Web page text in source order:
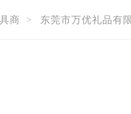
商 > 东莞市万优礼品有